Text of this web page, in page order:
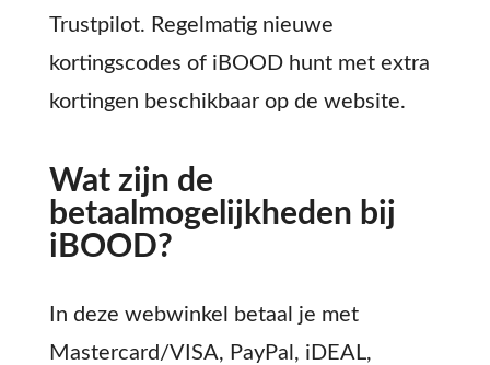
Trustpilot. Regelmatig nieuwe
kortingscodes of iBOOD hunt met extra
kortingen beschikbaar op de website.
Wat zijn de
betaalmogelijkheden bij
iBOOD?
In deze webwinkel betaal je met
Mastercard/VISA, PayPal, iDEAL,